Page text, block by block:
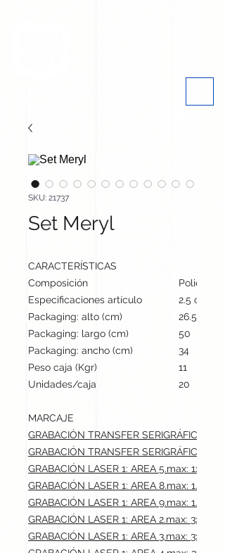
SKU: 21737
Set Meryl
CARACTERÍSTICAS
Composición
Poliéster
Especificaciones artículo
2.5 cm /
Packaging: alto (cm)
26.5
Packaging: largo (cm)
50
Packaging: ancho (cm)
34
Peso caja (Kgr)
11
Unidades/caja
20
MARCAJE
GRABACIÓN TRANSFER SERIGRÁFICO:
GRABACIÓN TRANSFER SERIGRÁFICO:
GRABACIÓN LASER 1: AREA 5.max: 1x0.3 cm
GRABACIÓN LASER 1: AREA 8.max: 1.5x1.2
GRABACIÓN LASER 1: AREA 9.max: 1.5x0.8
GRABACIÓN LASER 1: AREA 2.max: 3x0.6
GRABACIÓN LASER 1: AREA 3.max: 3x0.6